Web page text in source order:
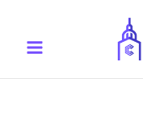
contenido
Menu